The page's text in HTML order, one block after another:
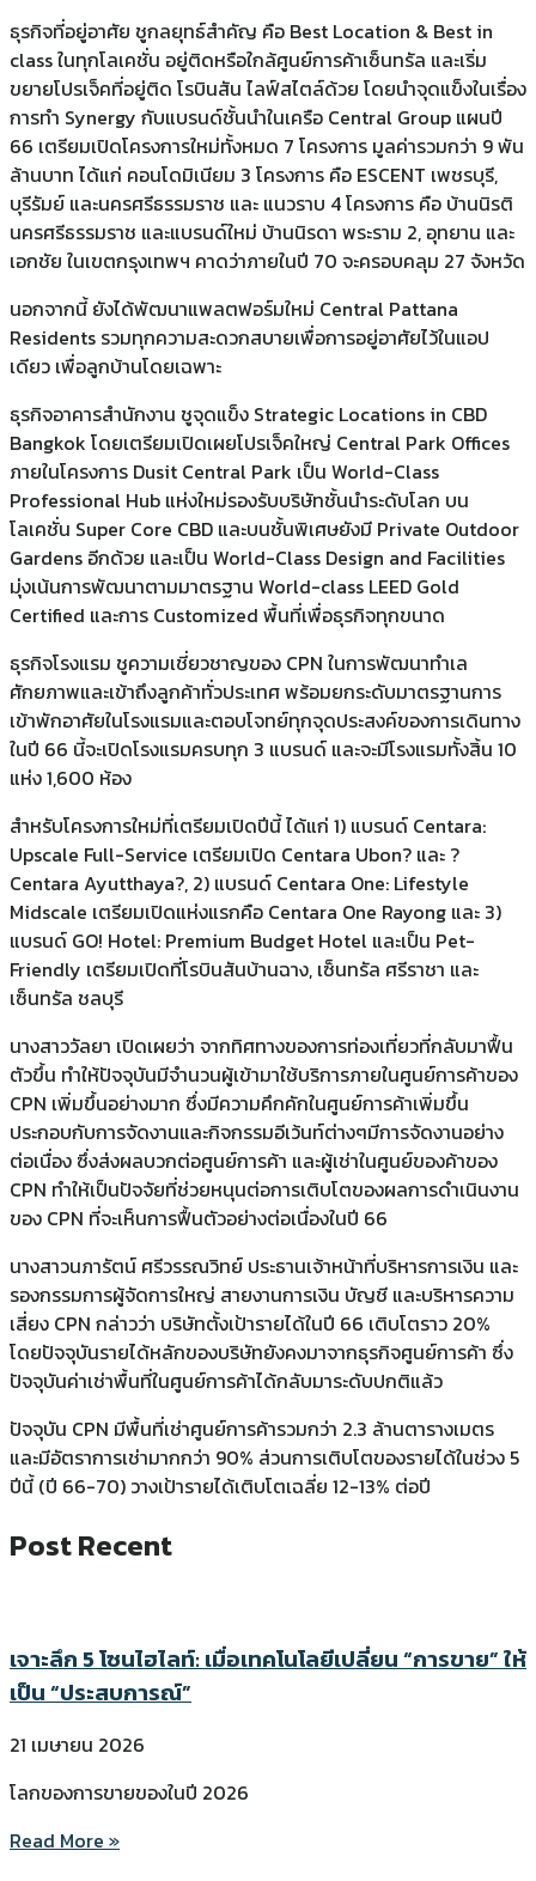
ธุรกิจที่อยู่อาศัย ชูกลยุทธ์สำคัญ คือ Best Location & Best in
class ในทุกโลเคชั่น อยู่ติดหรือใกล้ศูนย์การค้าเซ็นทรัล และเริ่ม
ขยายโปรเจ็คที่อยู่ติด โรบินสัน ไลฟ์สไตล์ด้วย โดยนำจุดแข็งในเรื่อง
การทำ Synergy กับแบรนด์ชั้นนำในเครือ Central Group แผนปี
66 เตรียมเปิดโครงการใหม่ทั้งหมด 7 โครงการ มูลค่ารวมกว่า 9 พัน
ล้านบาท ได้แก่ คอนโดมิเนียม 3 โครงการ คือ ESCENT เพชรบุรี,
บุรีรัมย์ และนครศรีธรรมราช และ แนวราบ 4 โครงการ คือ บ้านนิรติ
นครศรีธรรมราช และแบรนด์ใหม่ บ้านนิรดา พระราม 2, อุทยาน และ
เอกชัย ในเขตกรุงเทพฯ คาดว่าภายในปี 70 จะครอบคลุม 27 จังหวัด
นอกจากนี้ ยังได้พัฒนาแพลตฟอร์มใหม่ Central Pattana
Residents รวมทุกความสะดวกสบายเพื่อการอยู่อาศัยไว้ในแอป
เดียว เพื่อลูกบ้านโดยเฉพาะ
ธุรกิจอาคารสำนักงาน ชูจุดแข็ง Strategic Locations in CBD
Bangkok โดยเตรียมเปิดเผยโปรเจ็คใหญ่ Central Park Offices
ภายในโครงการ Dusit Central Park เป็น World-Class
Professional Hub แห่งใหม่รองรับบริษัทชั้นนำระดับโลก บน
โลเคชั่น Super Core CBD และบนชั้นพิเศษยังมี Private Outdoor
Gardens อีกด้วย และเป็น World-Class Design and Facilities
มุ่งเน้นการพัฒนาตามมาตรฐาน World-class LEED Gold
Certified และการ Customized พื้นที่เพื่อธุรกิจทุกขนาด
ธุรกิจโรงแรม ชูความเชี่ยวชาญของ CPN ในการพัฒนาทำเล
ศักยภาพและเข้าถึงลูกค้าทั่วประเทศ พร้อมยกระดับมาตรฐานการ
เข้าพักอาศัยในโรงแรมและตอบโจทย์ทุกจุดประสงค์ของการเดินทาง
ในปี 66 นี้จะเปิดโรงแรมครบทุก 3 แบรนด์ และจะมีโรงแรมทั้งสิ้น 10
แห่ง 1,600 ห้อง
สำหรับโครงการใหม่ที่เตรียมเปิดปีนี้ ได้แก่ 1) แบรนด์ Centara:
Upscale Full-Service เตรียมเปิด Centara Ubon? และ ?
Centara Ayutthaya?, 2) แบรนด์ Centara One: Lifestyle
Midscale เตรียมเปิดแห่งแรกคือ Centara One Rayong และ 3)
แบรนด์ GO! Hotel: Premium Budget Hotel และเป็น Pet-
Friendly เตรียมเปิดที่โรบินสันบ้านฉาง, เซ็นทรัล ศรีราชา และ
เซ็นทรัล ชลบุรี
นางสาววัลยา เปิดเผยว่า จากทิศทางของการท่องเที่ยวที่กลับมาฟื้น
ตัวขึ้น ทำให้ปัจจุบันมีจำนวนผู้เข้ามาใช้บริการภายในศูนย์การค้าของ
CPN เพิ่มขึ้นอย่างมาก ซึ่งมีความคึกคักในศูนย์การค้าเพิ่มขึ้น
ประกอบกับการจัดงานและกิจกรรมอีเว้นท์ต่างๆมีการจัดงานอย่าง
ต่อเนื่อง ซึ่งส่งผลบวกต่อศูนย์การค้า และผู้เช่าในศูนย์ของค้าของ
CPN ทำให้เป็นปัจจัยที่ช่วยหนุนต่อการเติบโตของผลการดำเนินงาน
ของ CPN ที่จะเห็นการฟื้นตัวอย่างต่อเนื่องในปี 66
นางสาวนภารัตน์ ศรีวรรณวิทย์ ประธานเจ้าหน้าที่บริหารการเงิน และ
รองกรรมการผู้จัดการใหญ่ สายงานการเงิน บัญชี และบริหารความ
เสี่ยง CPN กล่าวว่า บริษัทตั้งเป้ารายได้ในปี 66 เติบโตราว 20%
โดยปัจจุบันรายได้หลักของบริษัทยังคงมาจากธุรกิจศูนย์การค้า ซึ่ง
ปัจจุบันค่าเช่าพื้นที่ในศูนย์การค้าได้กลับมาระดับปกติแล้ว
ปัจจุบัน CPN มีพื้นที่เช่าศูนย์การค้ารวมกว่า 2.3 ล้านตารางเมตร
และมีอัตราการเช่ามากกว่า 90% ส่วนการเติบโตของรายได้ในช่วง 5
ปีนี้ (ปี 66-70) วางเป้ารายได้เติบโตเฉลี่ย 12-13% ต่อปี
Post Recent
เจาะลึก 5 โซนไฮไลท์: เมื่อเทคโนโลยีเปลี่ยน “การขาย” ให้
เป็น “ประสบการณ์”
21 เมษายน 2026
โลกของการขายของในปี 2026
Read More »